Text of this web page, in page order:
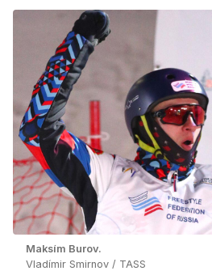
Maksím Burov.
Vladímir Smirnov / TASS